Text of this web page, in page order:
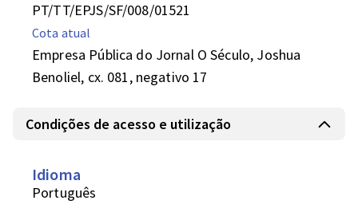
PT/TT/EPJS/SF/008/01521
Cota atual
Empresa Pública do Jornal O Século, Joshua
Benoliel, cx. 081, negativo 17
Condições de acesso e utilização
Idioma
Português